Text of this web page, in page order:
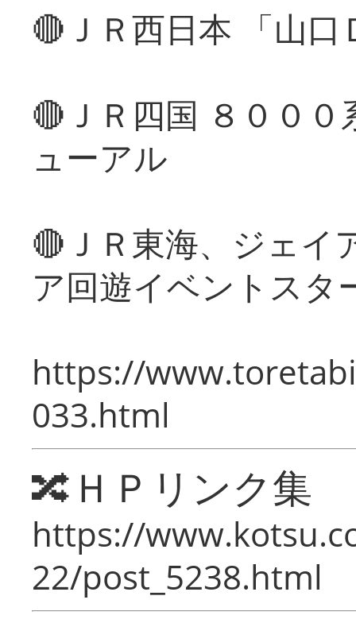
🔴ＪＲ西日本 「山
🔴ＪＲ四国 ８００
ューアル
🔴ＪＲ東海、ジェイ
ア回遊イベントスタ
https://
033.html
🔀ＨＰリンク集
https://
22/post_5238.html